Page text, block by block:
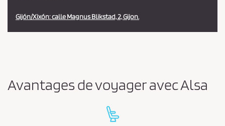
Gijón/Xixón: calle Magnus Blikstad, 2, Gijon.
Avantages de voyager avec Alsa